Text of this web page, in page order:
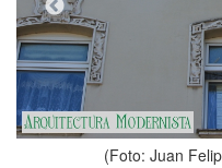
Felipe Holgado Perez, 2024)